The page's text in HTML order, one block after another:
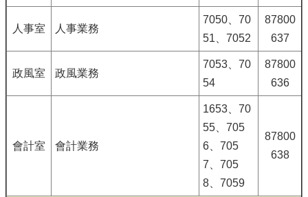
人事室 人事業務
7050、70
51、7052
87800
637
政風室 政風業務
7053、70
54
87800
636
會計室 會計業務
1653、70
55、705
6、705
7、705
8、7059
87800
638